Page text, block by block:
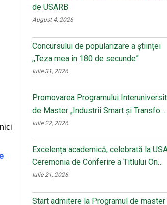
de USARB
August 4, 2026
Concursului de popularizare a științei
,,Teza mea în 180 de secunde”
Iulie 31, 2026
Promovarea Programului
de Master „Industrii Smart și Transfo…
Iulie 22, 2026
Excelența academică, celebrată la
Ceremonia de Conferire a Titlului On…
Iulie 21, 2026
Start admitere la Programul de master